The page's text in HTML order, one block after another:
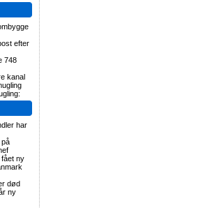
efter
748
kanal
har
på
ny
død
ny